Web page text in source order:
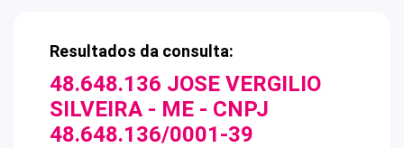
Resultados da consulta:
48.648.136 JOSE VERGILIO
SILVEIRA - ME - CNPJ
48.648.136/0001-39